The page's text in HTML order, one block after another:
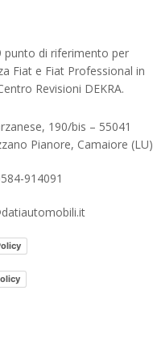
punto di riferimento per
Fiat e Fiat Professional in
Revisioni DEKRA.
190/bis – 55041
Pianore, Camaiore (LU)
914091